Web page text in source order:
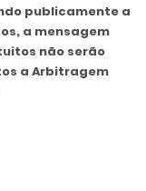
publicamente a
a mensagem
não serão
a Arbitragem